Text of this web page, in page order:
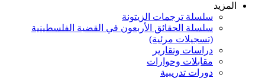
المزيد
سلسلة ترجمات الزيتونة
سلسلة الحقائق الأربعون في القضية الفلسطينية
(تسجيلات مرئية)
دراسات وتقارير
مقابلات وحوارات
دورات تدريبية